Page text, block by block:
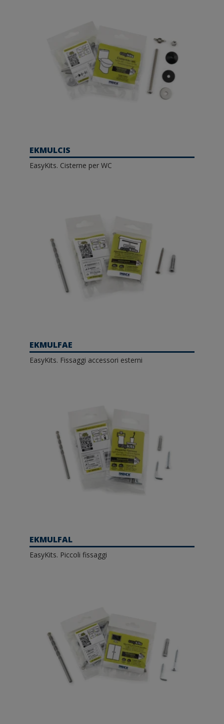
EKMULCIS
EasyKits. Cisterne per WC
EKMULFAE
EasyKits. Fissaggi accessori esterni
EKMULFAL
EasyKits. Piccoli fissaggi